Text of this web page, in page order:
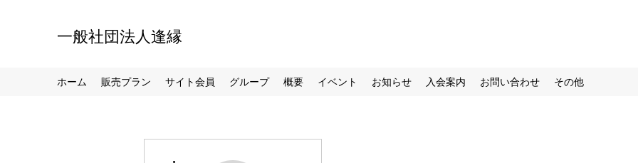
一般社団法人逢縁
ホーム 販売プラン サイト会員 グループ 概要 イベント お知らせ 入会案内 お問い合わせ その他